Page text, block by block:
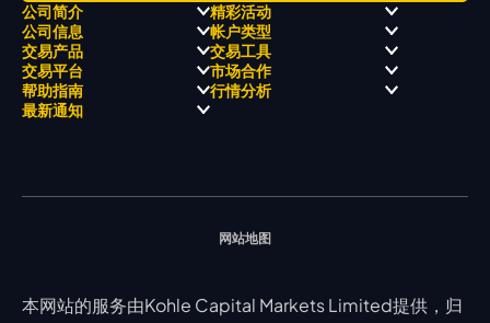
公司简介
关于
关于 KCM Group
三大优势
奖项和成就
精彩活动
职业高尔夫 x 飘移队
全球高尔夫锦标赛
公司信息
经营理念
公开信息与风险披露
公司新闻
视频库
帐户类型
ECN 账户
STP 账户
账户比较
交易产品
Forex
贵金属
能源
交易工具
交易平台
MetaTrader 4
MetaTrader 5
市场合作
帮助指南 行情分析
最新通知
网站地图
本网站的服务由Kohle Capital Markets Limited提供，归